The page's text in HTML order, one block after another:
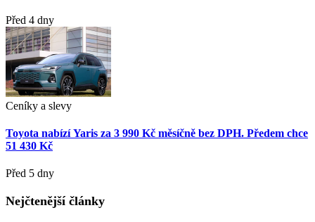
Před 4 dny
Ceníky a slevy
Toyota nabízí Yaris za 3 990 Kč měsíčně bez DPH. Předem chce
51 430 Kč
Před 5 dny
Nejčtenější články